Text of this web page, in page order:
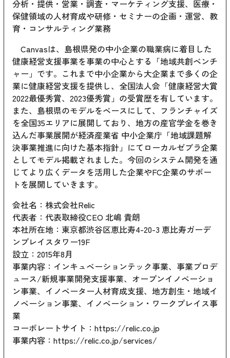
分析・提供・営業・調査・マーケティング支援、医療・
保健領域の人材育成や研修・セミナーの企画・運営、教
育・コンサルティング業務
Canvasは、島根県発の中小企業の職業病に着目した
健康経営支援事業を事業の中心とする「地域共創ベンチ
ャー」です。これまで中小企業から大企業まで多くの企
業に健康経営支援を提供し、全国法人会「健康経営大賞
2022最優秀賞、2023優秀賞」の受賞歴を有しています。
また、島根県のモデルをベースにして、フランチャイズ
を全国35エリアに展開しており、地方の産官学金を巻き
込んだ事業展開が経済産業省 中小企業庁「地域課題解
決事業推進に向けた基本指針」にてローカルゼブラ企業
としてモデル掲載されました。今回のシステム開発を通
じてより広くデータを活用した企業やFC企業のサポー
トを展開していきます。
会社名：株式会社Relic
代表者：代表取締役CEO 北嶋 貴朗
本社所在地：東京都渋谷区恵比寿4-20-3 恵比寿ガーデ
ンプレイスタワー19F
設立：2015年8月
事業内容：インキュベーションテック事業、事業プロデ
ュース/新規事業開発支援事業、オープンイノベーショ
ン事業、イノベーター人材育成支援、地方創生・地域イ
ノベーション事業、イノベーション・ワークプレイス事
業
コーポレートサイト： https://relic.co.jp
事業内容： https://relic.co.jp/services/